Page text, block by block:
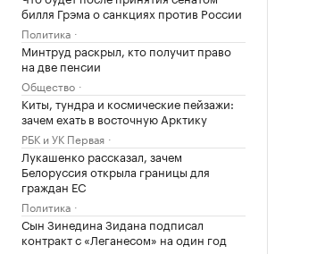
билля Грэма о санкциях против России
Политика
Минтруд раскрыл, кто получит право
на две пенсии
Общество
Киты, тундра и космические пейзажи:
зачем ехать в восточную Арктику
РБК и УК Первая
Лукашенко рассказал, зачем
Белоруссия открыла границы для
граждан ЕС
Политика
Сын Зинедина Зидана подписал
контракт с «Леганесом» на один год